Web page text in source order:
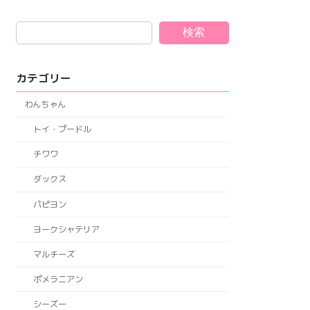
検索
カテゴリー
わんちゃん
トイ・プードル
チワワ
ダックス
パピヨン
ヨークシャテリア
マルチーズ
ポメラニアン
シーズー